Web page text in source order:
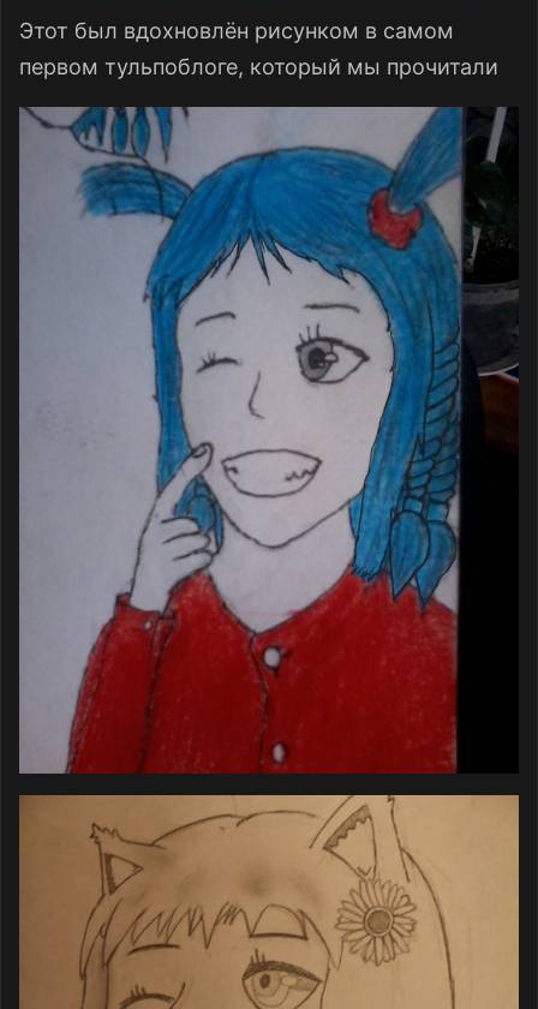
Этот был вдохновлён рисунком в самом
первом тульпоблоге, который мы прочитали